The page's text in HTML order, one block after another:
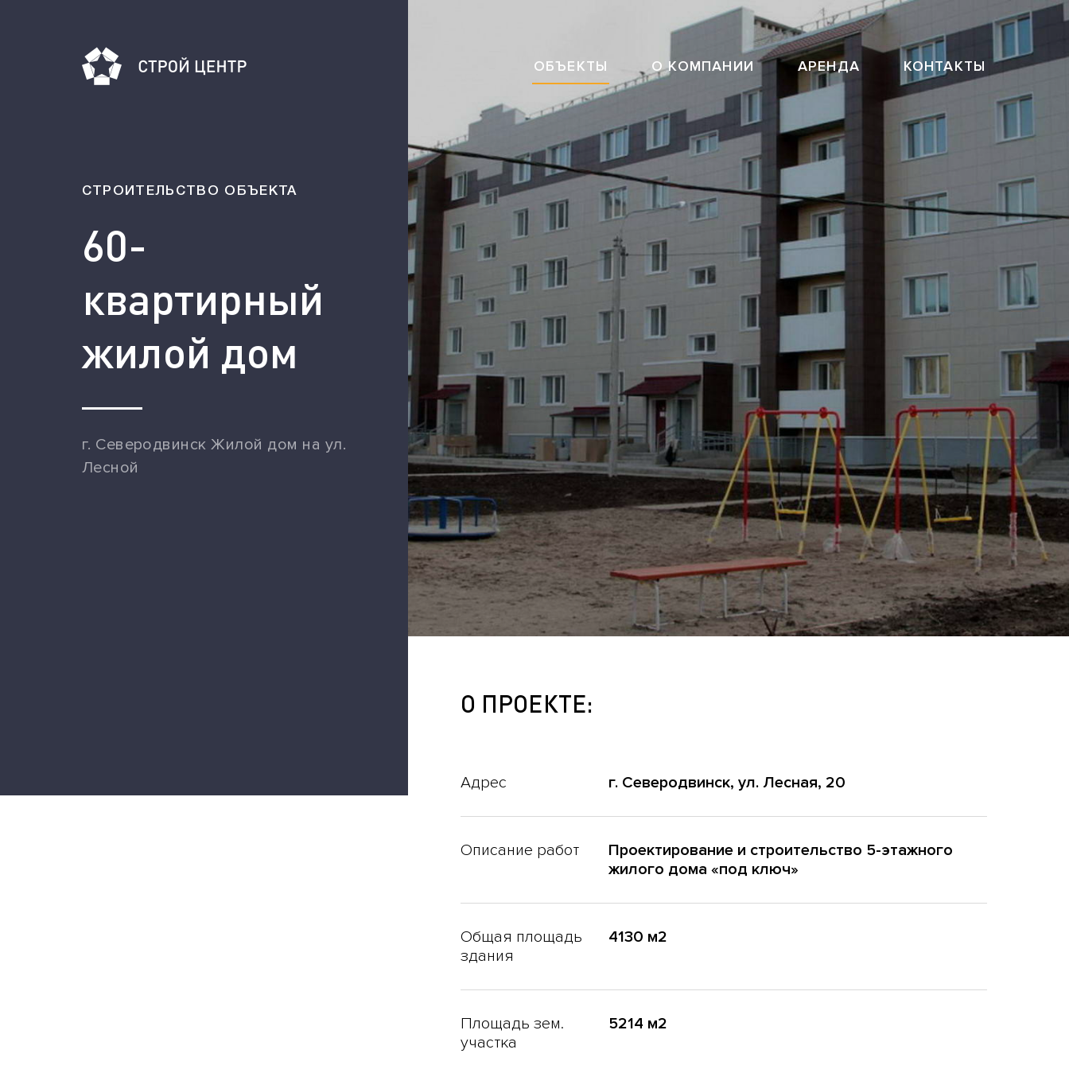
ОБЪЕКТЫ О КОМПАНИИ АРЕНДА КОНТАКТЫ
СТРОИТЕЛЬСТВО ОБЪЕКТА
60-
квартирный
жилой дом
г. Северодвинск Жилой дом на ул.
Лесной
О ПРОЕКТЕ:
Адрес г. Северодвинск, ул. Лесная, 20
Описание работ
Проектирование и строительство 5-этажного
жилого дома «под ключ»
Общая площадь
здания
4130 м2
Площадь зем.
участка
5214 м2